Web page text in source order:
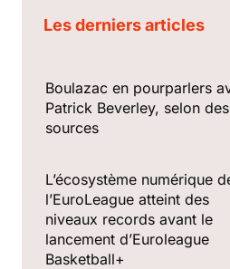
Les derniers articles
Boulazac en pourparlers
Patrick Beverley, selon des
sources
L’écosystème numérique
l’EuroLeague atteint des
niveaux records avant le
lancement d’Euroleague
Basketball+